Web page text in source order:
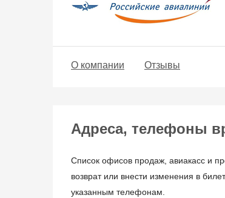
О компании Отзывы
Адреса, телефоны
Список офисов продаж, авиакасс и
возврат или внести изменения в
указанным телефонам.